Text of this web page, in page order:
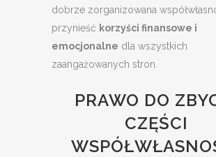
dobrze zorganizowana
przynieść korzyści finansowe i
emocjonalne dla wszystkich
zaangażowanych stron.
PRAWO DO
CZĘŚCI